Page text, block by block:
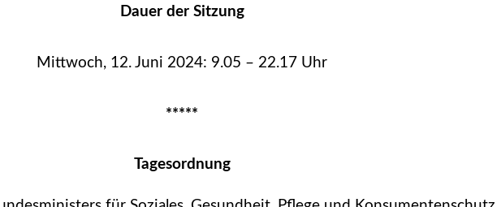
Dauer der Sitzung
Mittwoch, 12. Juni 2024: 9.05 – 22.17 Uhr
*****
Tagesordnung